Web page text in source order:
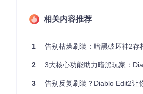
![暗黑2角色属性编辑界面](https://
智能物品工坊系统
"新建物品"对话框提供完整的物品创
全类型装备生成（武器、 armor、
符文、宝石、护身符等消耗品定制
相关内容推荐
1 告别枯燥刷装：暗黑破坏神2
2 3大核心功能助力暗黑玩家：
3 告别反复刷装？Diablo Edit2让